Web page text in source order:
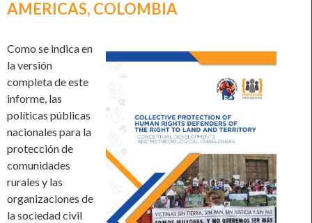
AMERICAS, COLOMBIA
Como se indica en
la versión
completa de este
informe, las
políticas públicas
nacionales para la
protección de
comunidades
rurales y las
organizaciones de
la sociedad civil